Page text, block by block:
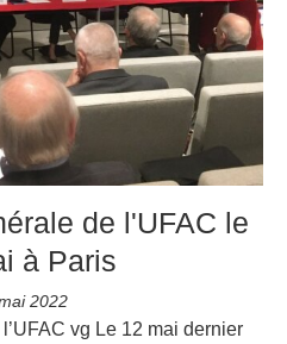
de l'UFAC le
à Paris
2022
vg Le 12 mai dernier